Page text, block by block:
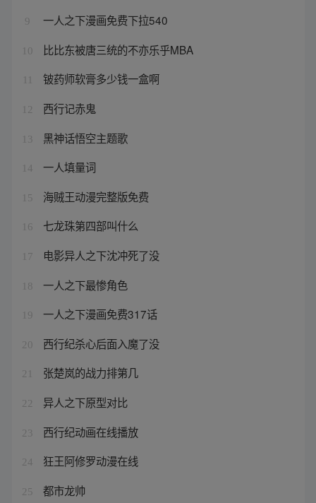
9 一人之下漫画免费下拉540
10 比比东被唐三统的不亦乐乎MBA
铍药师软膏多少钱一盒啊
12 西行记赤鬼
13 黑神话悟空主题歌
14 一人填量词
15 海贼王动漫完整版免费
16 七龙珠第四部叫什么
17 电影异人之下沈冲死了没
18 一人之下最惨角色
19 一人之下漫画免费317话
20 西行纪杀心后面入魔了没
21 张楚岚的战力排第几
22 异人之下原型对比
23 西行纪动画在线播放
24 狂王阿修罗动漫在线
25 都市龙帅